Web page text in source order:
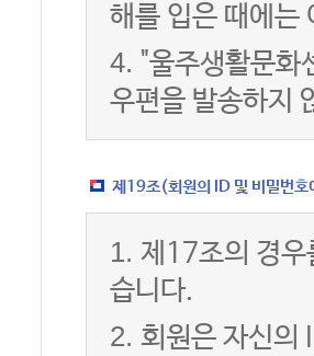
해를 입은 때에는
4. "울주생활문화
우편을 발송하지
제19조(회원의 ID 및 비밀번호
1. 제17조의 경우
습니다.
2. 회원은 자신의